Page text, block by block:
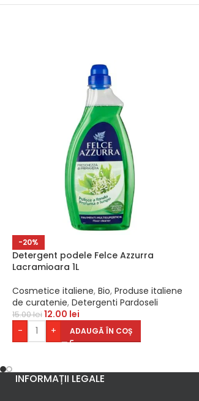
-20%
Detergent podele Felce Azzurra
Lacramioara 1L
Cosmetice italiene, Bio, Produse italiene
de curatenie, Detergenti Pardoseli
15.00lei12.00 lei
-
+ ADAUGĂ ÎN COȘ
INFORMAȚII LEGALE